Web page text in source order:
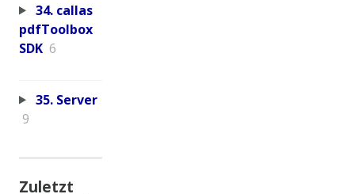
34. callas
pdfToolbox
SDK 6
35. Server
9
Zuletzt